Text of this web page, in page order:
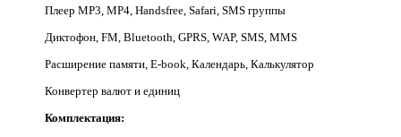
Плеер MP3, MP4, Handsfree, Safari, SMS группы
Диктофон, FM, Bluetooth, GPRS, WAP, SMS, MMS
Расширение памяти, E-book, Календарь, Калькулятор
Конвертер валют и единиц
Комплектация: